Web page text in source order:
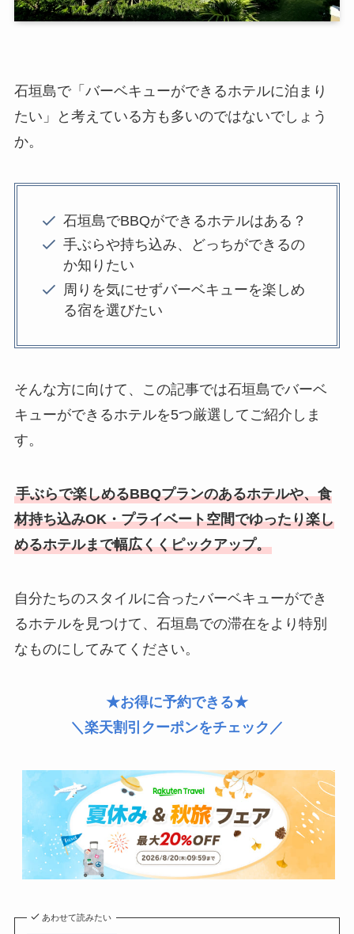
石垣島で「バーベキューができるホテルに泊まり
たい」と考えている方も多いのではないでしょう
か。
石垣島でBBQができるホテルはある？
手ぶらや持ち込み、どっちができるの
か知りたい
周りを気にせずバーベキューを楽しめ
る宿を選びたい
そんな方に向けて、この記事では石垣島でバーベ
キューができるホテルを5つ厳選してご紹介しま
す。
手ぶらで楽しめるBBQプランのあるホテルや、食
材持ち込みOK・プライベート空間でゆったり楽し
めるホテルまで幅広くくピックアップ。
自分たちのスタイルに合ったバーベキューができ
るホテルを見つけて、石垣島での滞在をより特別
なものにしてみてください。
★お得に予約できる★
＼楽天割引クーポンをチェック／
あわせて読みたい